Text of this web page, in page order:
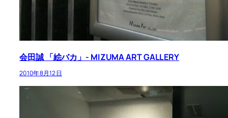
会田誠 「絵バカ」- MIZUMA ART GALLERY
2010年8月12日